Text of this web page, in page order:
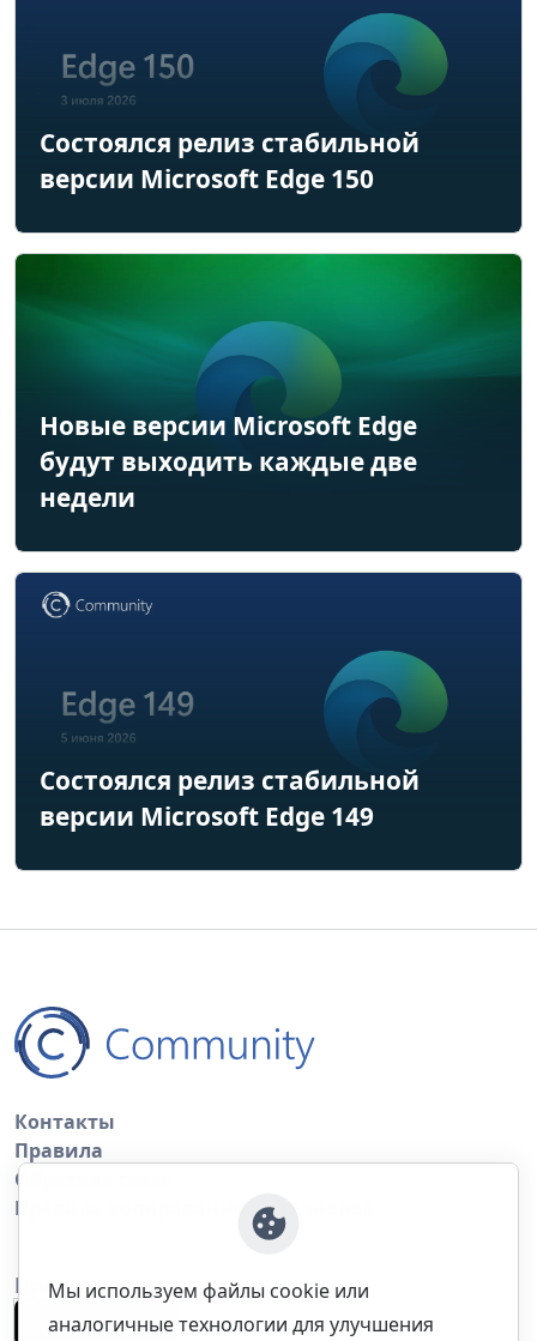
Состоялся релиз стабильной
версии Microsoft Edge 150
Новые версии Microsoft Edge
будут выходить каждые две
недели
Состоялся релиз стабильной
версии Microsoft Edge 149
Контакты
Правила
Обратная связь
Правила копирования материалов
Приложение
Мы используем файлы cookie или
аналогичные технологии для улучшения